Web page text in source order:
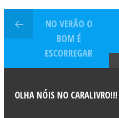
NO VERÃO O
BOM É
ESCORREGAR
OLHA NÓIS NO CARALIVRO!!!